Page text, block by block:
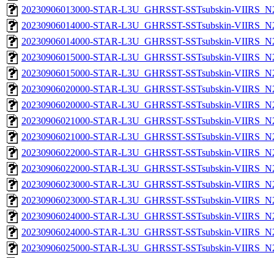
20230906013000-STAR-L3U_GHRSST-SSTsubskin-
20230906014000-STAR-L3U_GHRSST-SSTsubskin-
20230906014000-STAR-L3U_GHRSST-SSTsubskin-
20230906015000-STAR-L3U_GHRSST-SSTsubskin-
20230906015000-STAR-L3U_GHRSST-SSTsubskin-
20230906020000-STAR-L3U_GHRSST-SSTsubskin-
20230906020000-STAR-L3U_GHRSST-SSTsubskin-
20230906021000-STAR-L3U_GHRSST-SSTsubskin-
20230906021000-STAR-L3U_GHRSST-SSTsubskin-
20230906022000-STAR-L3U_GHRSST-SSTsubskin-
20230906022000-STAR-L3U_GHRSST-SSTsubskin-
20230906023000-STAR-L3U_GHRSST-SSTsubskin-
20230906023000-STAR-L3U_GHRSST-SSTsubskin-
20230906024000-STAR-L3U_GHRSST-SSTsubskin-
20230906024000-STAR-L3U_GHRSST-SSTsubskin-
20230906025000-STAR-L3U_GHRSST-SSTsubskin-